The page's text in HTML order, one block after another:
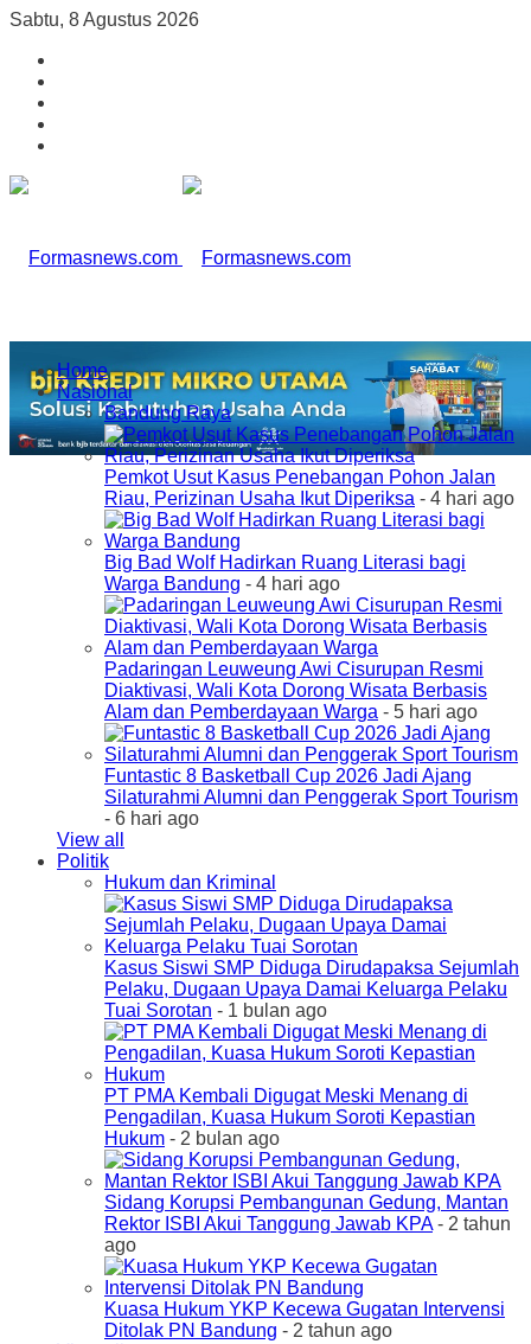
Sabtu, 8 Agustus 2026
Home
Nasional
Bandung Raya
Pemkot Usut Kasus Penebangan Pohon Jalan
Riau, Perizinan Usaha Ikut Diperiksa - 4 hari ago
Big Bad Wolf Hadirkan Ruang Literasi bagi
Warga Bandung - 4 hari ago
Padaringan Leuweung Awi Cisurupan Resmi
Diaktivasi, Wali Kota Dorong Wisata Berbasis
Alam dan Pemberdayaan Warga - 5 hari ago
Funtastic 8 Basketball Cup 2026 Jadi Ajang
Silaturahmi Alumni dan Penggerak Sport Tourism
- 6 hari ago
View all
Politik
Hukum dan Kriminal
Kasus Siswi SMP Diduga Dirudapaksa Sejumlah
Pelaku, Dugaan Upaya Damai Keluarga Pelaku
Tuai Sorotan - 1 bulan ago
PT PMA Kembali Digugat Meski Menang di
Pengadilan, Kuasa Hukum Soroti Kepastian
Hukum - 2 bulan ago
Sidang Korupsi Pembangunan Gedung, Mantan
Rektor ISBI Akui Tanggung Jawab KPA- 2 tahun
ago
Kuasa Hukum YKP Kecewa Gugatan Intervensi
Ditolak PN Bandung - 2 tahun ago